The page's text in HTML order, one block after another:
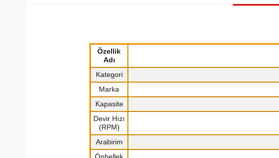
Özellik
Adı
Kategori
Marka
Kapasite
Devir Hızı
(RPM)
Arabirim